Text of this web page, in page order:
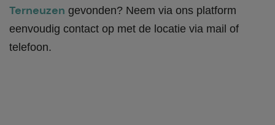
Terneuzen gevonden? Neem via ons platform
eenvoudig contact op met de locatie via mail of
telefoon.